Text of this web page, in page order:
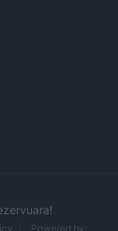
Powered by: